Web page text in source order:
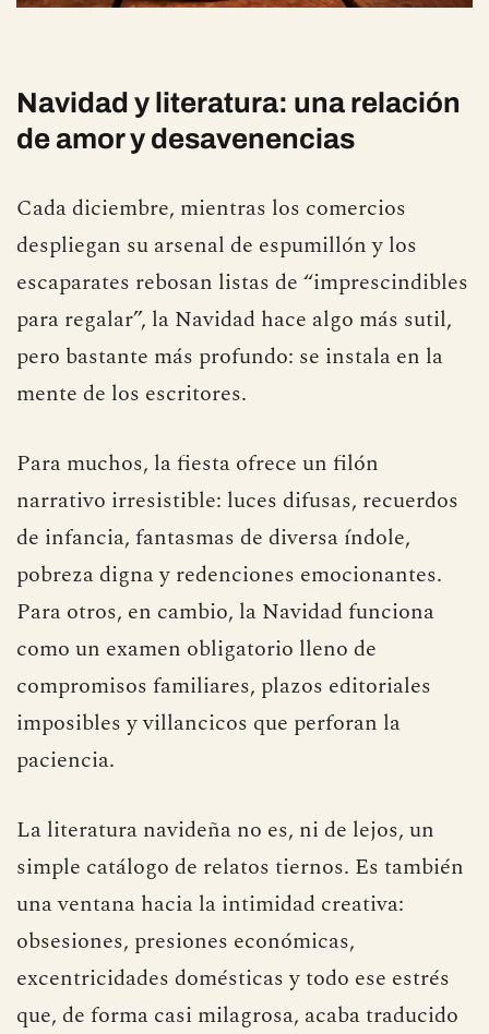
Navidad y literatura: una relación
de amor y desavenencias
Cada diciembre, mientras los comercios
despliegan su arsenal de espumillón y los
escaparates rebosan listas de “imprescindibles
para regalar”, la Navidad hace algo más sutil,
pero bastante más profundo: se instala en la
mente de los escritores.
Para muchos, la fiesta ofrece un filón
narrativo irresistible: luces difusas, recuerdos
de infancia, fantasmas de diversa índole,
pobreza digna y redenciones emocionantes.
Para otros, en cambio, la Navidad funciona
como un examen obligatorio lleno de
compromisos familiares, plazos editoriales
imposibles y villancicos que perforan la
paciencia.
La literatura navideña no es, ni de lejos, un
simple catálogo de relatos tiernos. Es también
una ventana hacia la intimidad creativa:
obsesiones, presiones económicas,
excentricidades domésticas y todo ese estrés
que, de forma casi milagrosa, acaba traducido